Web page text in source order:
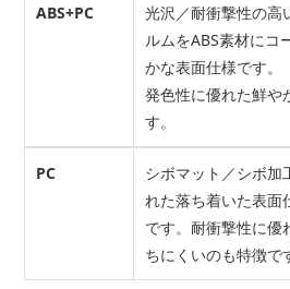
ABS+PC
光沢／耐衝撃性の高
ルムをABS素材にコ
かな表面仕様です。
発色性に優れた鮮や
す。
PC
シボマット／シボ加
れた落ち着いた表面
です。耐衝撃性に優
ちにくいのも特徴で